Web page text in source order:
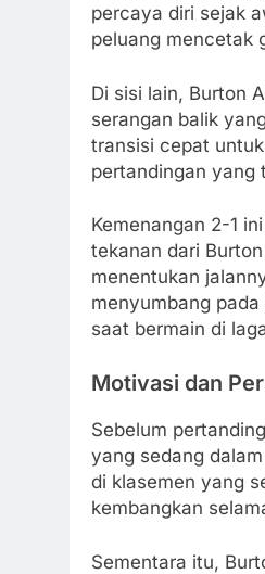
percaya diri sejak
peluang mencetak
Di sisi lain, Burton
serangan balik
transisi cepat
pertandingan yang
Kemenangan 2-1
tekanan dari
menentukan
menyumbang
saat bermain di
Motivasi dan
Sebelum
yang sedang
di klasemen yang
kembangkan
Sementara itu,